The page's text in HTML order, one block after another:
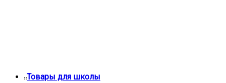
Товары для школы